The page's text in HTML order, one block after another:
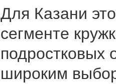
Для Казани
сегменте
подростковых
широким